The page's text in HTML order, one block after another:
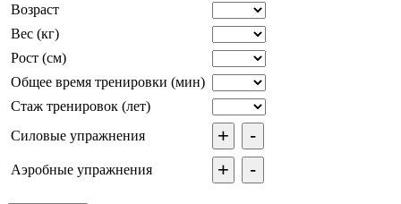
Возраст
Вес (кг)
Рост (см)
Общее время тренировки (мин)
Стаж тренировок (лет)
Силовые упражнения
+ -
Аэробные упражнения + -